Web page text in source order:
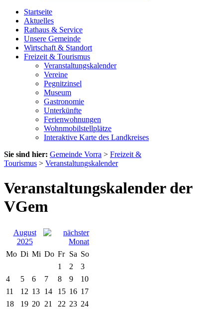
Startseite
Aktuelles
Rathaus & Service
Unsere Gemeinde
Wirtschaft & Standort
Freizeit & Tourismus
Veranstaltungskalender
Vereine
Pegnitzinsel
Museum
Gastronomie
Unterkünfte
Ferienwohnungen
Wohnmobilstellplätze
Interaktive Karte des Landkreises
Sie sind hier: Gemeinde Vorra > Freizeit &
Tourismus > Veranstaltungskalender
Veranstaltungskalender der
VGem
August
2025
Mo Di Mi Do Fr Sa So
1
2
3
4
5 6 7 8 9
10
11
12 13 14 15 16 17
18
19 20 21 22 23 24